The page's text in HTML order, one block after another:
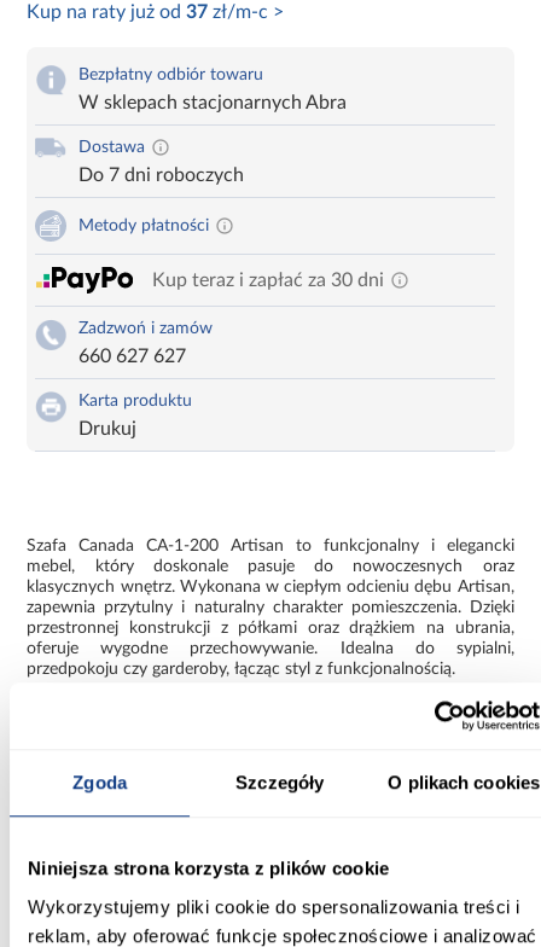
Zgoda Szczegóły O plikach cookies
Niniejsza strona korzysta z plików cookie
Wykorzystujemy pliki cookie do spersonalizowania treści i
reklam, aby oferować funkcje społecznościowe i analizować
Kup na raty już od37 zł/m-c >
Bezpłatny odbiór towaru
W sklepach stacjonarnych Abra
Dostawa
Do 7 dni roboczych
Metody płatności
Kup teraz i zapłać za 30 dni
Zadzwoń i zamów
660 627 627
Karta produktu
Drukuj
Szafa Canada CA-1-200 Artisan to funkcjonalny i elegancki
mebel, który doskonale pasuje do nowoczesnych oraz
klasycznych wnętrz. Wykonana w ciepłym odcieniu dębu Artisan,
zapewnia przytulny i naturalny charakter pomieszczenia. Dzięki
przestronnej konstrukcji z półkami oraz drążkiem na ubrania,
oferuje wygodne przechowywanie. Idealna do sypialni,
przedpokoju czy garderoby, łącząc styl z funkcjonalnością.
Informacje o
Głębokość [cm]:
60.00